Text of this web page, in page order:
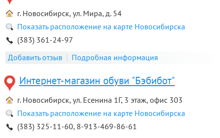
г. Новосибирск, ул. Мира, д. 54
Показать расположение на карте Новосибирска
(383) 361-24-97
Добавить отзыв
Подробная информация
Интернет-магазин обуви "Бэбибот"
г. Новосибирск, ул. Есенина 1Г, 3 этаж, офис 303
Показать расположение на карте Новосибирска
(383) 325-11-60, 8-913-469-86-61